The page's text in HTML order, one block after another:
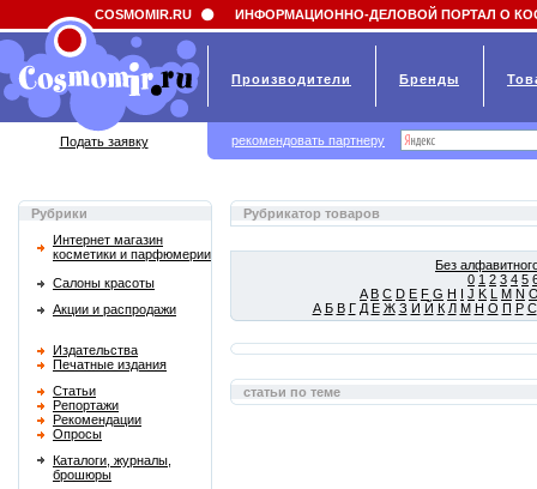
Field 'news_title' doesn't have a default value
Рубрики
Интернет магазин
косметики и парфюмерии
Салоны красоты
Акции и распродажи
Издательства
Печатные издания
Статьи
Репортажи
Рекомендации
Опросы
Каталоги, журналы,
брошюры
Рубрикатор товаров
Без
0 1 2 3 4 5
A B C D E F G H I J K L M N
А Б В Г Д Е Ж З И Й К Л М Н О П Р С
статьи по теме
COSMOMIR.RU ИНФОРМАЦИОННО-ДЕЛОВОЙ ПОРТАЛ О
Производители Бренды
Подать заявку рекомендовать партнеру